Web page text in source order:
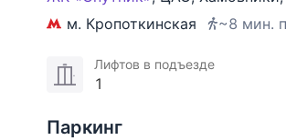
м. Кропоткинская
~8 мин.
Лифтов в подъезде
1
Паркинг